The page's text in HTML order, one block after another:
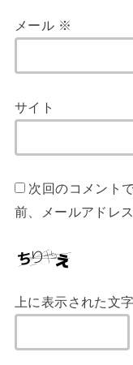
メール ※
サイト
次回のコメント
前、メールアドレ
上に表示された文